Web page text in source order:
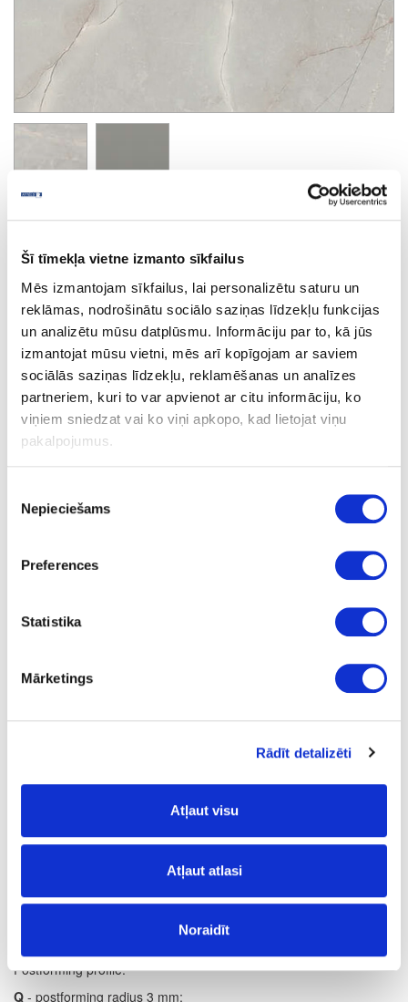
Šī tīmekļa vietne izmanto sīkfailus
Mēs izmantojam sīkfailus, lai personalizētu saturu un
reklāmas, nodrošinātu sociālo saziņas līdzekļu funkcijas
un analizētu mūsu datplūsmu. Informāciju par to, kā jūs
izmantojat mūsu vietni, mēs arī kopīgojam ar saviem
sociālās saziņas līdzekļu, reklamēšanas un analīzes
partneriem, kuri to var apvienot ar citu informāciju, ko
viņiem sniedzat vai ko viņi apkopo, kad lietojat viņu
pakalpojumus.
izvēle
Nepieciešams
Preferences
Statistika
Mārketings
Rādīt detalizēti
Atļaut visu
Atļaut atlasi
Noraidīt
Venezia Marble
Minimālais pasūtījuma apjoms un pasūtījuma solis 2 losnes
Ask question
Share product link
Print
Surface structure:
Postforming profile:
Q - postforming radius 3 mm;